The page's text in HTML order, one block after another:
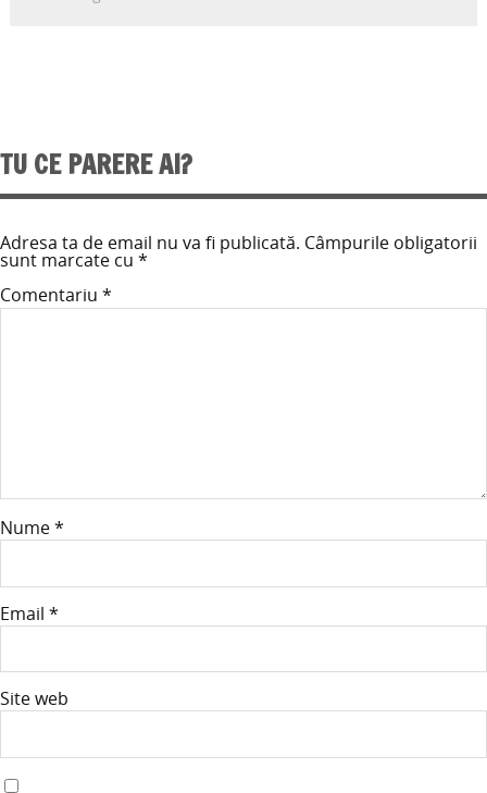
TU CE PARERE AI?
Adresa ta de email nu va fi publicată. Câmpurile obligatorii
sunt marcate cu *
Comentariu *
Nume*
Email *
Site web